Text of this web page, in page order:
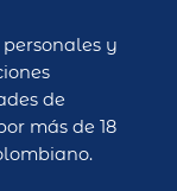
y
de
más de 18